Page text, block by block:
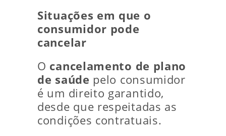
Situações em que o
consumidor pode
cancelar
O cancelamento de plano
de saúde pelo consumidor
é um direito garantido,
desde que respeitadas as
condições contratuais.